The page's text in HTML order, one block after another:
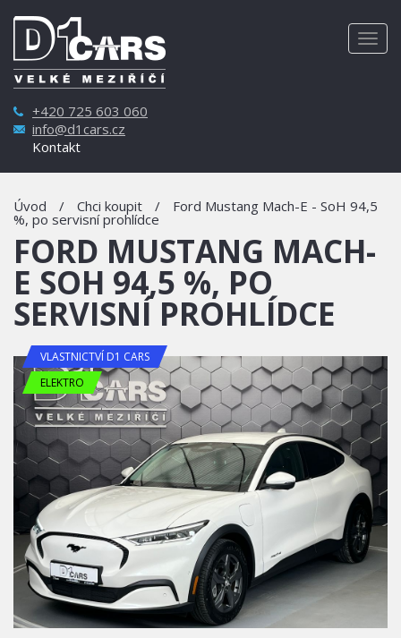
+420 725 603 060
info@d1cars.cz
Kontakt
Úvod / Chci koupit / Ford Mustang Mach-E - SoH 94,5
%, po servisní prohlídce
FORD MUSTANG MACH-
E SOH 94,5 %, PO
SERVISNÍ PROHLÍDCE
VLASTNICTVÍ D1 CARS
ELEKTRO